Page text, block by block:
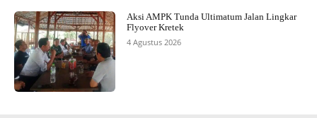
Aksi AMPK Tunda Ultimatum Jalan Lingkar
Flyover Kretek
4 Agustus 2026